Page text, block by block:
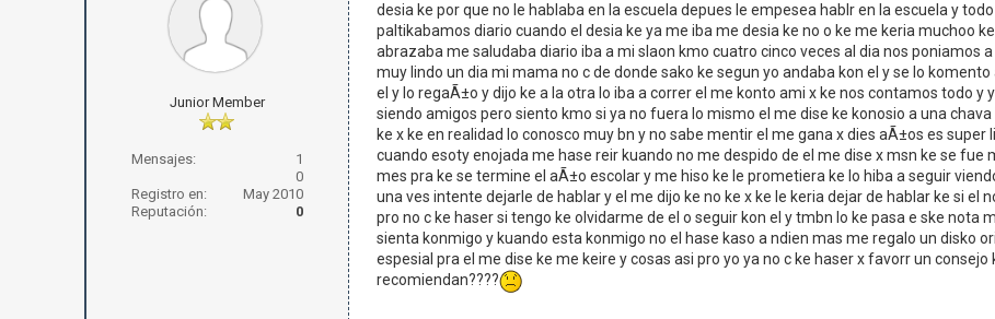
Junior Member
Mensajes:
1
0
Registro en:
May 2010
Reputación:
0
desia ke por que no le hablaba en la escuela depues le empesea hablr en la escuela y
paltikabamos diario cuando el desia ke ya me iba me desia ke no o ke me keria muchoo
abrazaba me saludaba diario iba a mi slaon kmo cuatro cinco veces al dia nos poniamos
muy lindo un dia mi mama no c de donde sako ke segun yo andaba kon el y se lo
el y lo regaÃ±o y dijo ke a la otra lo iba a correr el me konto ami x ke nos contamos todo y
siendo amigos pero siento kmo si ya no fuera lo mismo el me dise ke konosio a una
ke x ke en realidad lo conosco muy bn y no sabe mentir el me gana x dies aÃ±os es
cuando esoty enojada me hase reir kuando no me despido de el me dise x msn ke se fue
mes pra ke se termine el aÃ±o escolar y me hiso ke le prometiera ke lo hiba a seguir
una ves intente dejarle de hablar y el me dijo ke no ke x ke le keria dejar de hablar ke si
pro no c ke haser si tengo ke olvidarme de el o seguir kon el y tmbn lo ke pasa e ske
sienta konmigo y kuando esta konmigo no el hase kaso a ndien mas me regalo un disko
espesial pra el me dise ke me keire y cosas asi pro yo ya no c ke haser x favorr un
recomiendan????